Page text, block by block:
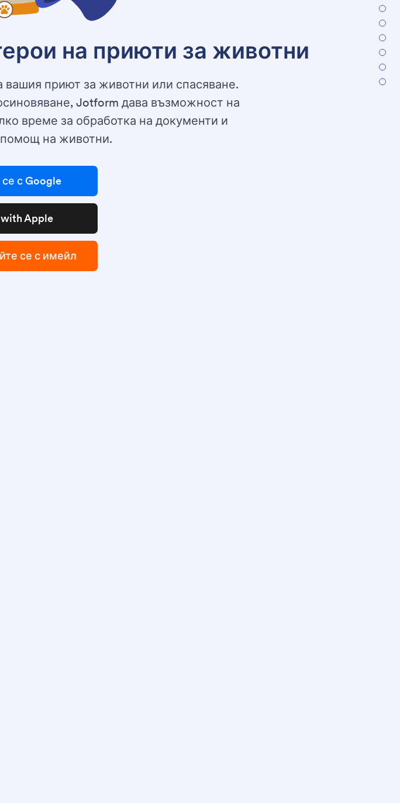
на приюти за животни
приют за животни или спасяване.
Jotform дава възможност на
време за обработка на документи и
на животни.
с Google
Apple
се с имейл